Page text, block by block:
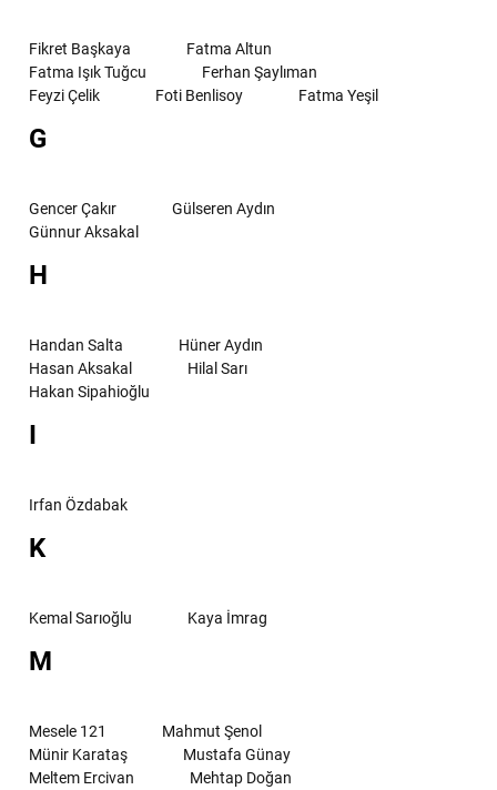
Fikret Başkaya
Fatma Altun
Fatma Işık Tuğcu
Ferhan Şaylıman
Feyzi Çelik
Foti Benlisoy Fatma Yeşil
G
Gencer Çakır
Gülseren Aydın
Günnur Aksakal
H
Handan Salta
Hüner Aydın
Hasan Aksakal
Hilal Sarı
Hakan Sipahioğlu
I
Irfan Özdabak
K
Kemal Sarıoğlu Kaya İmrag
M
Mesele 121
Mahmut Şenol
Münir Karataş
Mustafa Günay
Meltem Ercivan
Mehtap Doğan